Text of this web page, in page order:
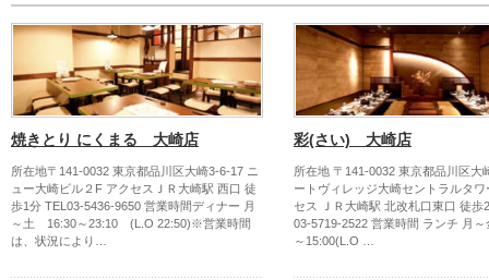
焼きとり にくまる 大崎店
所在地〒141-0032 東京都品川区大崎3-6-17 ニ
ュー大崎ビル２F アクセスＪＲ大崎駅 西口 徒
歩1分 TEL03-5436-9650 営業時間ディナー 月
～土 16:30～23:10 (L.O 22:50)※営業時間
は、状況により…
彩(さい) 大崎店
所在地 〒141-0032 東京都品川区大
ートヴィレッジ大崎セントラルタワ
セス ＪＲ大崎駅 北改札口東口 徒歩
03-5719-2522 営業時間 ランチ 月
～15:00(L.O …